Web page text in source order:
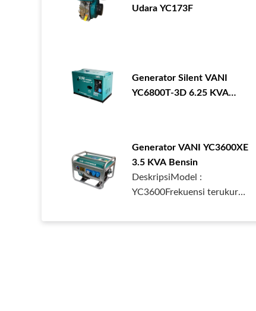
Udara YC173F
Generator Silent VANI
YC6800T-3D 6.25 KVA
Generator VANI YC3600XE
3.5 KVA Bensin
DeskripsiModel :
YC3600Frekuensi terukur
3.3Keluara